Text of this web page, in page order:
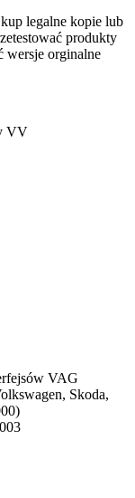
legalne kopie lub
produkty
wersje orginalne
VV
VAG
Skoda,